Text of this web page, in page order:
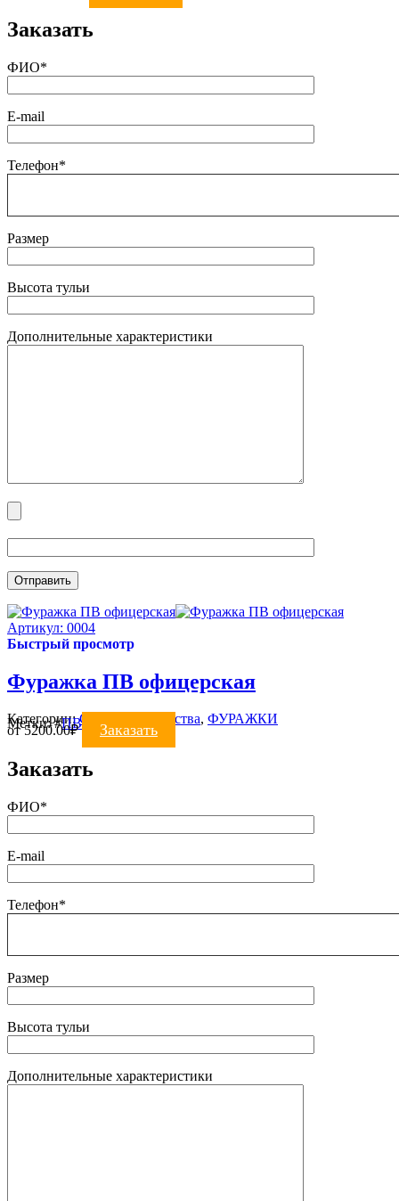
Заказать
ФИО*
E-mail
Телефон*
Размер
Высота тульи
Дополнительные характеристики
Артикул: 0004
Быстрый просмотр
Фуражка ПВ офицерская
Категории: Силовые ведомства, ФУРАЖКИ
Метки:#ПВ фуражка
от5200.00₽ Заказать
Заказать
ФИО*
E-mail
Телефон*
Размер
Высота тульи
Дополнительные характеристики